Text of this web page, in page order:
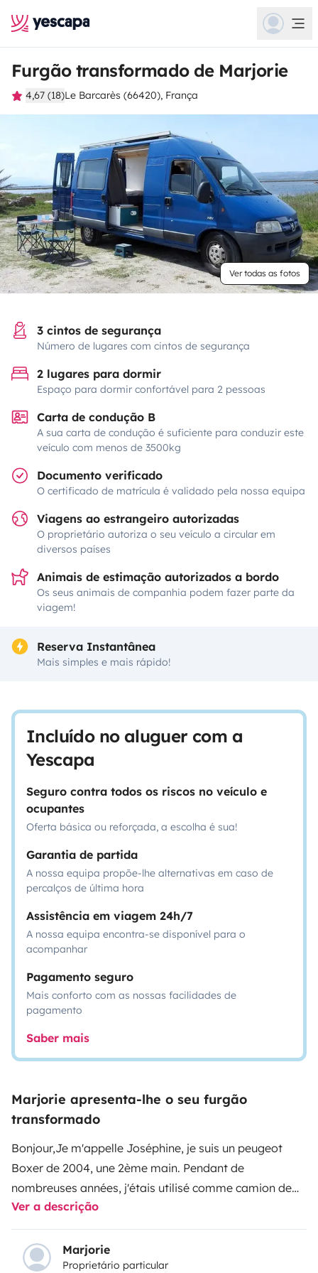
Furgão transformado de Marjorie
4,67 (18)Le Barcarès (66420), França
Ver todas as fotos
3 cintos de segurança
Número de lugares com cintos de segurança
2 lugares para dormir
Espaço para dormir confortável para 2 pessoas
Carta de condução B
A sua carta de condução é suficiente para conduzir este
veículo com menos de 3500kg
Documento verificado
O certificado de matrícula é validado pela nossa equipa
Viagens ao estrangeiro autorizadas
O proprietário autoriza o seu veículo a circular em
diversos países
Animais de estimação autorizados a bordo
Os seus animais de companhia podem fazer parte da
viagem!
Reserva Instantânea
Mais simples e mais rápido!
Incluído no aluguer com a
Yescapa
Seguro contra todos os riscos no veículo e
ocupantes
Oferta básica ou reforçada, a escolha é sua!
Garantia de partida
A nossa equipa propõe-lhe alternativas em caso de
percalços de última hora
Assistência em viagem 24h/7
A nossa equipa encontra-se disponível para o
acompanhar
Pagamento seguro
Mais conforto com as nossas facilidades de
pagamento
Saber mais
Marjorie apresenta-lhe o seu furgão
transformado
Bonjour,Je m'appelle Joséphine, je suis un peugeot
Boxer de 2004, une 2ème main. Pendant de
nombreuses années, j'étais utilisé comme camion de
menuisier. Puis, Marjorie, mon nouveau propriétaire,
m'a entièrement aménagé du sol au plafond (isolation,
pose de panneaux solaires, aménagement....). Malgré
mon âge, je suis équipée d'un turbo donc j'ai de la
Ver a descrição
Marjorie
Proprietário particular